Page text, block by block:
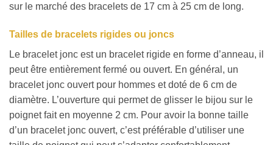
sur le marché des bracelets de 17 cm à 25 cm de long.
Tailles de bracelets rigides ou joncs
Le bracelet jonc est un bracelet rigide en forme d’anneau, il
peut être entièrement fermé ou ouvert. En général, un
bracelet jonc ouvert pour hommes et doté de 6 cm de
diamètre. L’ouverture qui permet de glisser le bijou sur le
poignet fait en moyenne 2 cm. Pour avoir la bonne taille
d’un bracelet jonc ouvert, c’est préférable d’utiliser une